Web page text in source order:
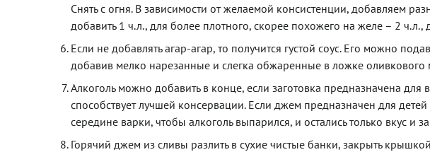
Снять с огня. В зависимости от желаемой консистенции, добавляем
добавить 1 ч.л., для более плотного, скорее похожего на желе – 2
Если не добавлять агар-агар, то получится густой соус. Его можно
добавив мелко нарезанные и слегка обжаренные в ложке оливкового
Алкоголь можно добавить в конце, если заготовка предназначена для
способствует лучшей консервации. Если джем предназначен для
середине варки, чтобы алкоголь выпарился, и остались только вкус и
Горячий джем из сливы разлить в сухие чистые банки, закрыть